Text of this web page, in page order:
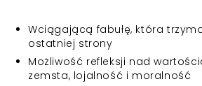
Wciągającą fabułę, która
ostatniej strony
Możliwość refleksji nad
zemsta, lojalność i moralność